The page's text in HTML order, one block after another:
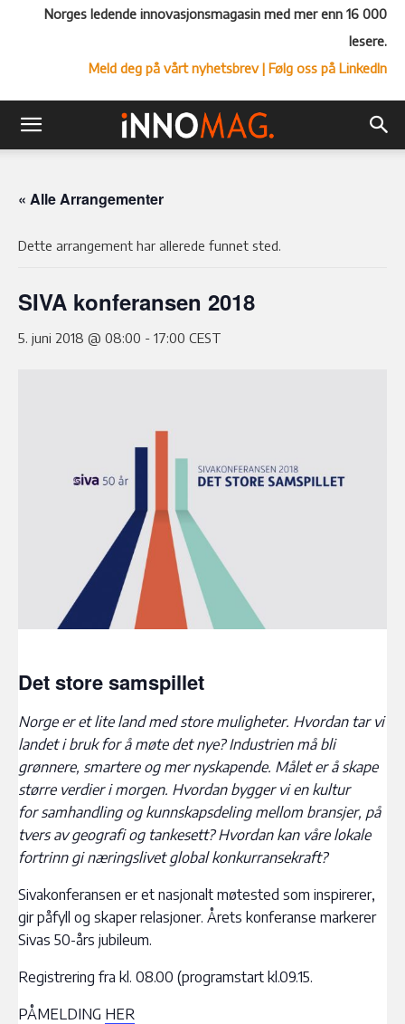
Norges ledende innovasjonsmagasin med mer enn 16 000
lesere.
Meld deg på vårt nyhetsbrev| Følg oss på LinkedIn
« Alle Arrangementer
Dette arrangement har allerede funnet sted.
SIVA konferansen 2018
5. juni 2018 @ 08:00 - 17:00 CEST
Det store samspillet
Norge er et lite land med store muligheter. Hvordan tar vi
landet i bruk for å møte det nye? Industrien må bli
grønnere, smartere og mer nyskapende. Målet er å skape
større verdier i morgen. Hvordan bygger vi en kultur
forsamhandling og kunnskapsdeling mellom bransjer, på
tvers avgeografi og tankesett? Hvordan kan våre lokale
fortrinn gi næringslivet global konkurransekraft?
Sivakonferansen er et nasjonalt møtested som inspirerer,
gir påfyll og skaper relasjoner. Årets konferanse markerer
Sivas 50-års jubileum.
Registrering fra kl. 08.00 (programstart kl.09.15.
PÅMELDING HER